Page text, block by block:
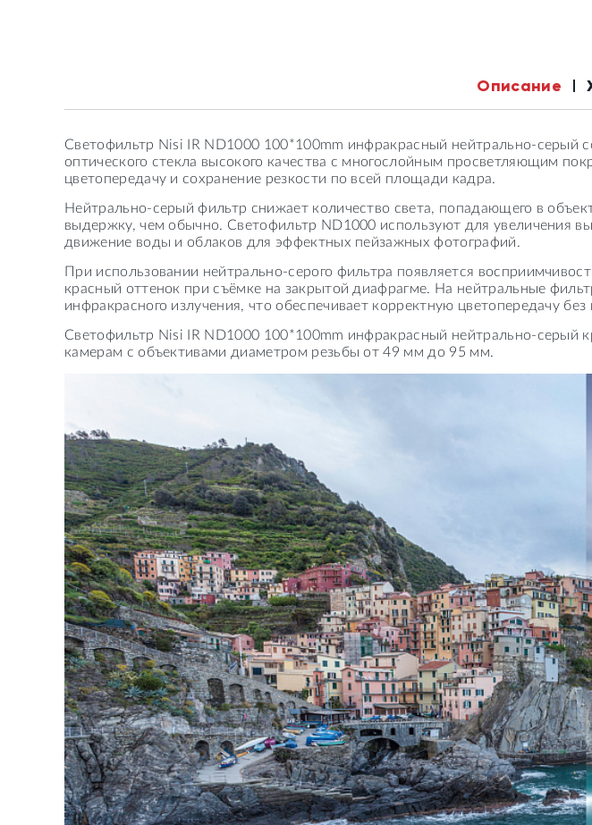
Описание
Светофильтр Nisi IR ND1000 100*100mm инфракрасный нейтрально-серый
оптического стекла высокого качества с многослойным просветляющим
цветопередачу и сохранение резкости по всей площади кадра.
Нейтрально-серый фильтр снижает количество света, попадающего в
выдержку, чем обычно. Светофильтр ND1000 используют для увеличения
движение воды и облаков для эффектных пейзажных фотографий.
При использовании нейтрально-серого фильтра появляется
красный оттенок при съёмке на закрытой диафрагме. На нейтральные
инфракрасного излучения, что обеспечивает корректную цветопередачу
Светофильтр Nisi IR ND1000 100*100mm инфракрасный нейтрально-
камерам с объективами диаметром резьбы от 49 мм до 95 мм.